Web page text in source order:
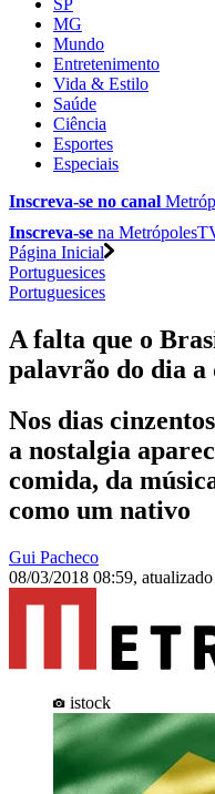
MG
Mundo
Entretenimento
Vida & Estilo
Saúde
Ciência
Esportes
Especiais
Inscreva-se no canal
Inscreva-se na
Página Inicial
Portuguesices
Portuguesices
A falta que o
palavrão do dia a
Nos dias
a nostalgia
comida, da
como um nativo
Gui Pacheco
08/03/2018 08:59, atualizado
istock